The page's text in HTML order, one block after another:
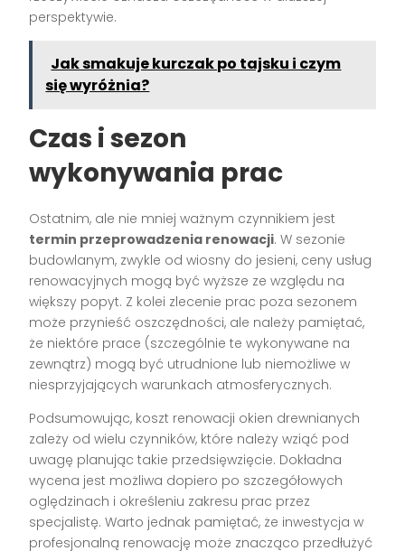
perspektywie.
Jak smakuje kurczak po tajsku i czym
się wyróżnia?
Czas i sezon
wykonywania prac
Ostatnim, ale nie mniej ważnym czynnikiem jest
termin przeprowadzenia renowacji. W sezonie
budowlanym, zwykle od wiosny do jesieni, ceny usług
renowacyjnych mogą być wyższe ze względu na
większy popyt. Z kolei zlecenie prac poza sezonem
może przynieść oszczędności, ale należy pamiętać,
że niektóre prace (szczególnie te wykonywane na
zewnątrz) mogą być utrudnione lub niemożliwe w
niesprzyjających warunkach atmosferycznych.
Podsumowując, koszt renowacji okien drewnianych
zależy od wielu czynników, które należy wziąć pod
uwagę planując takie przedsięwzięcie. Dokładna
wycena jest możliwa dopiero po szczegółowych
oględzinach i określeniu zakresu prac przez
specjalistę. Warto jednak pamiętać, że inwestycja w
profesjonalną renowację może znacząco przedłużyć